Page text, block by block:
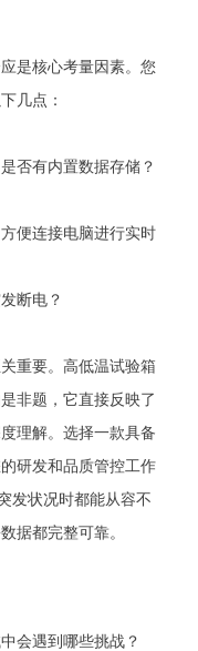
是核心考量因素。您
几点：
否有内置数据存储？
便连接电脑进行实时
断电？
重要。高低温试验箱
非题，它直接反映了
理解。选择一款具备
研发和品质管控工作
发状况时都能从容不
据都完整可靠。
会遇到哪些挑战？